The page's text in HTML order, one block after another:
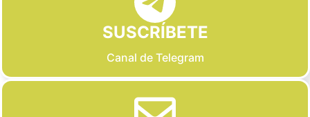
SUSCRÍBETE
Canal de Telegram